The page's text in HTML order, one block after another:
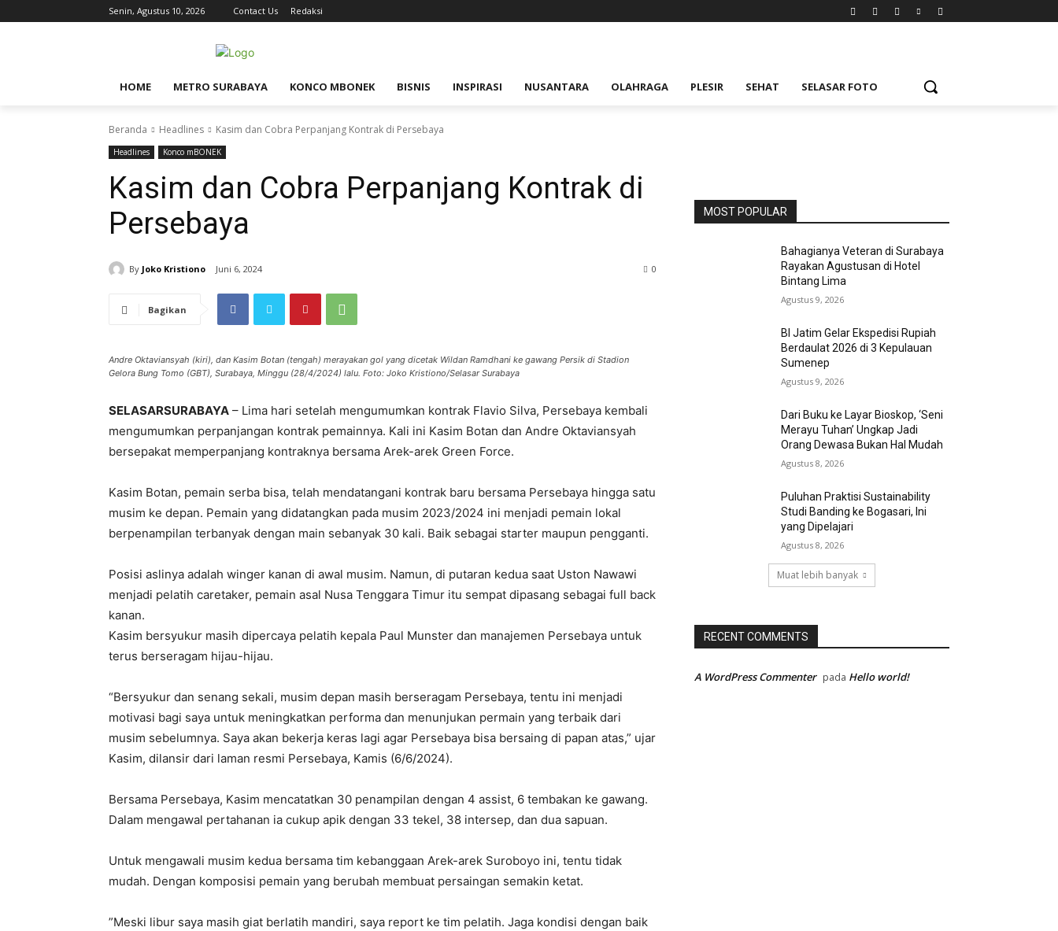
Senin, Agustus 10, 2026 Contact Us Redaksi
HOME METRO SURABAYA KONCO MBONEK BISNIS INSPIRASI NUSANTARA OLAHRAGA PLESIR SEHAT SELASAR FOTO
Beranda Headlines Kasim dan Cobra Perpanjang Kontrak di Persebaya
Headlines Konco mBONEK
Kasim dan Cobra Perpanjang Kontrak di
Persebaya
By Joko Kristiono Juni 6, 2024 0
Bagikan
Andre Oktaviansyah (kiri), dan Kasim Botan (tengah) merayakan gol yang dicetak Wildan Ramdhani ke gawang Persik di Stadion
Gelora Bung Tomo (GBT), Surabaya, Minggu (28/4/2024) lalu. Foto: Joko Kristiono/Selasar Surabaya
SELASARSURABAYA – Lima hari setelah mengumumkan kontrak Flavio Silva, Persebaya kembali
mengumumkan perpanjangan kontrak pemainnya. Kali ini Kasim Botan dan Andre Oktaviansyah
bersepakat memperpanjang kontraknya bersama Arek-arek Green Force.
Kasim Botan, pemain serba bisa, telah mendatangani kontrak baru bersama Persebaya hingga satu
musim ke depan. Pemain yang didatangkan pada musim 2023/2024 ini menjadi pemain lokal
berpenampilan terbanyak dengan main sebanyak 30 kali. Baik sebagai starter maupun pengganti.
Posisi aslinya adalah winger kanan di awal musim. Namun, di putaran kedua saat Uston Nawawi
menjadi pelatih caretaker, pemain asal Nusa Tenggara Timur itu sempat dipasang sebagai full back
kanan.
Kasim bersyukur masih dipercaya pelatih kepala Paul Munster dan manajemen Persebaya untuk
terus berseragam hijau-hijau.
“Bersyukur dan senang sekali, musim depan masih berseragam Persebaya, tentu ini menjadi
motivasi bagi saya untuk meningkatkan performa dan menunjukan permain yang terbaik dari
musim sebelumnya. Saya akan bekerja keras lagi agar Persebaya bisa bersaing di papan atas,” ujar
Kasim, dilansir dari laman resmi Persebaya, Kamis (6/6/2024).
Bersama Persebaya, Kasim mencatatkan 30 penampilan dengan 4 assist, 6 tembakan ke gawang.
Dalam mengawal pertahanan ia cukup apik dengan 33 tekel, 38 intersep, dan dua sapuan.
Untuk mengawali musim kedua bersama tim kebanggaan Arek-arek Suroboyo ini, tentu tidak
mudah. Dengan komposisi pemain yang berubah membuat persaingan semakin ketat.
”Meski libur saya masih giat berlatih mandiri, saya report ke tim pelatih. Jaga kondisi dengan baik
MOST POPULAR
Bahagianya Veteran di Surabaya
Rayakan Agustusan di Hotel
Bintang Lima
Agustus 9, 2026
BI Jatim Gelar Ekspedisi Rupiah
Berdaulat 2026 di 3 Kepulauan
Sumenep
Agustus 9, 2026
Dari Buku ke Layar Bioskop, ‘Seni
Merayu Tuhan’ Ungkap Jadi
Orang Dewasa Bukan Hal Mudah
Agustus 8, 2026
Puluhan Praktisi Sustainability
Studi Banding ke Bogasari, Ini
yang Dipelajari
Agustus 8, 2026
Muat lebih banyak
RECENT COMMENTS
A WordPress Commenter pada Hello world!